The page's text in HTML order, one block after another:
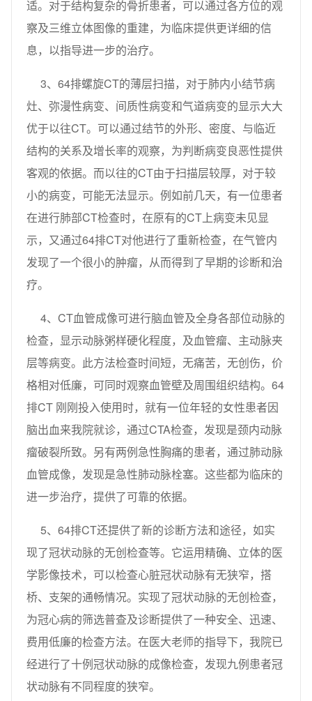
适。对于结构复杂的骨折患者，可以通过各方位的观
察及三维立体图像的重建，为临床提供更详细的信
息，以指导进一步的治疗。
3、64排螺旋CT的薄层扫描，对于肺内小结节病
灶、弥漫性病变、间质性病变和气道病变的显示大大
优于以往CT。可以通过结节的外形、密度、与临近
结构的关系及增长率的观察，为判断病变良恶性提供
客观的依据。而以往的CT由于扫描层较厚，对于较
小的病变，可能无法显示。例如前几天，有一位患者
在进行肺部CT检查时，在原有的CT上病变未见显
示，又通过64排CT对他进行了重新检查，在气管内
发现了一个很小的肿瘤，从而得到了早期的诊断和治
疗。
4、CT血管成像可进行脑血管及全身各部位动脉的
检查，显示动脉粥样硬化程度，及血管瘤、主动脉夹
层等病变。此方法检查时间短，无痛苦，无创伤，价
格相对低廉，可同时观察血管壁及周围组织结构。64
排CT 刚刚投入使用时，就有一位年轻的女性患者因
脑出血来我院就诊，通过CTA检查，发现是颈内动脉
瘤破裂所致。另有两例急性胸痛的患者，通过肺动脉
血管成像，发现是急性肺动脉栓塞。这些都为临床的
进一步治疗，提供了可靠的依据。
5、64排CT还提供了新的诊断方法和途径，如实
现了冠状动脉的无创检查等。它运用精确、立体的医
学影像技术，可以检查心脏冠状动脉有无狭窄，搭
桥、支架的通畅情况。实现了冠状动脉的无创检查，
为冠心病的筛选普查及诊断提供了一种安全、迅速、
费用低廉的检查方法。在医大老师的指导下，我院已
经进行了十例冠状动脉的成像检查，发现九例患者冠
状动脉有不同程度的狭窄。